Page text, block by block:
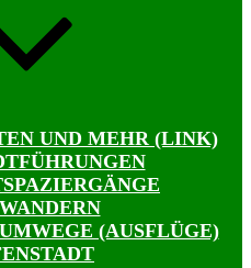
UND MEHR (LINK)
WANDERN
(AUSFLÜGE)